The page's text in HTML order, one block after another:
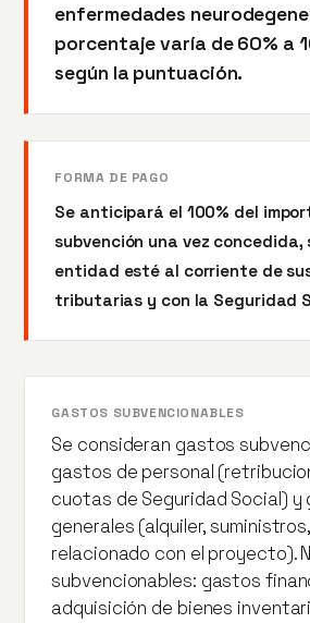
enfermedades
porcentaje varía de 60% a
según la puntuación.
FORMA DE PAGO
Se anticipará el 100% del
subvención una vez concedida,
entidad esté al corriente de
tributarias y con la Seguridad
GASTOS SUBVENCIONABLES
Se consideran gastos
gastos de personal
cuotas de Seguridad Social) y
generales (alquiler,
relacionado con el proyecto).
subvencionables: gastos
adquisición de bienes